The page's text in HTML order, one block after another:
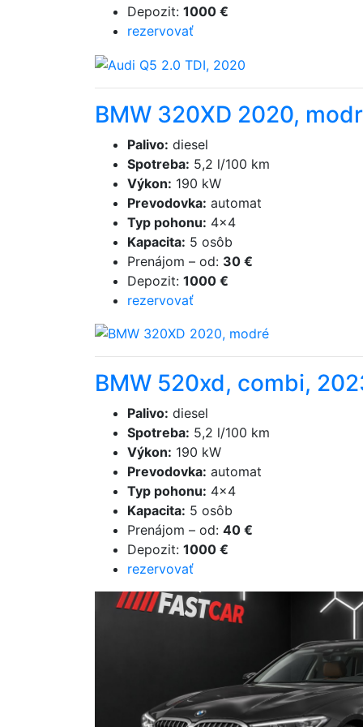
Depozit: 1000 €
rezervovať
BMW 320XD 2020,
Palivo: diesel
Spotreba: 5,2 l/100 km
Výkon: 190 kW
Prevodovka: automat
Typ pohonu: 4×4
Kapacita: 5 osôb
Prenájom – od: 30 €
Depozit: 1000 €
rezervovať
BMW 520xd, combi,
Palivo: diesel
Spotreba: 5,2 l/100 km
Výkon: 190 kW
Prevodovka: automat
Typ pohonu: 4×4
Kapacita: 5 osôb
Prenájom – od: 40 €
Depozit: 1000 €
rezervovať